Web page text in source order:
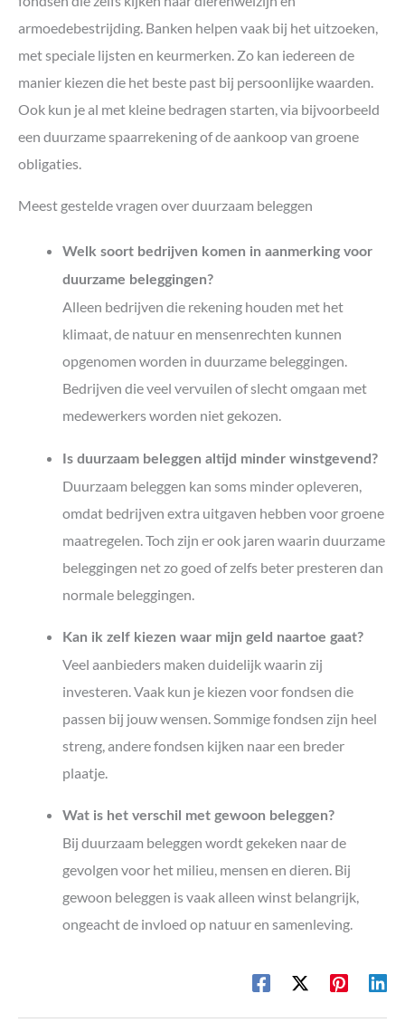
armoedebestrijding. Banken helpen vaak bij het uitzoeken,
met speciale lijsten en keurmerken. Zo kan iedereen de
manier kiezen die het beste past bij persoonlijke waarden.
Ook kun je al met kleine bedragen starten, via bijvoorbeeld
een duurzame spaarrekening of de aankoop van groene
obligaties.
Meest gestelde vragen over duurzaam beleggen
Welk soort bedrijven komen in aanmerking voor
duurzame beleggingen?
Alleen bedrijven die rekening houden met het
klimaat, de natuur en mensenrechten kunnen
opgenomen worden in duurzame beleggingen.
Bedrijven die veel vervuilen of slecht omgaan met
medewerkers worden niet gekozen.
Is duurzaam beleggen altijd minder winstgevend?
Duurzaam beleggen kan soms minder opleveren,
omdat bedrijven extra uitgaven hebben voor groene
maatregelen. Toch zijn er ook jaren waarin duurzame
beleggingen net zo goed of zelfs beter presteren dan
normale beleggingen.
Kan ik zelf kiezen waar mijn geld naartoe gaat?
Veel aanbieders maken duidelijk waarin zij
investeren. Vaak kun je kiezen voor fondsen die
passen bij jouw wensen. Sommige fondsen zijn heel
streng, andere fondsen kijken naar een breder
plaatje.
Wat is het verschil met gewoon beleggen?
Bij duurzaam beleggen wordt gekeken naar de
gevolgen voor het milieu, mensen en dieren. Bij
gewoon beleggen is vaak alleen winst belangrijk,
ongeacht de invloed op natuur en samenleving.